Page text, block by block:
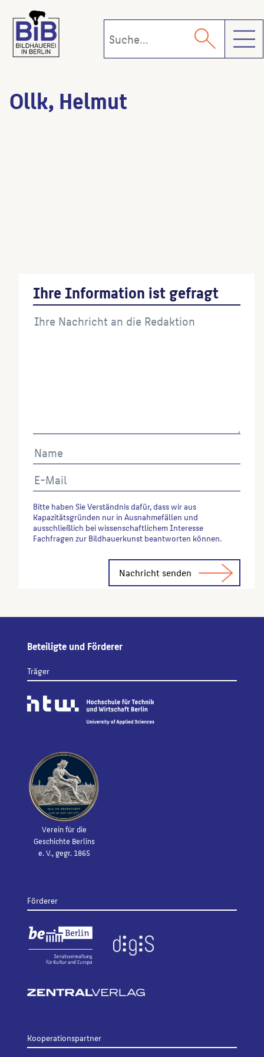
Ollk, Helmut
Ihre Information ist gefragt
Bitte haben Sie Verständnis dafür, dass wir aus
Kapazitätsgründen nur in Ausnahmefällen und
ausschließlich bei wissenschaftlichem Interesse
Fachfragen zur Bildhauerkunst beantworten können.
Beteiligte und Förderer
Träger
Verein für die
Geschichte Berlins
e. V., gegr. 1865
Förderer
Kooperationspartner